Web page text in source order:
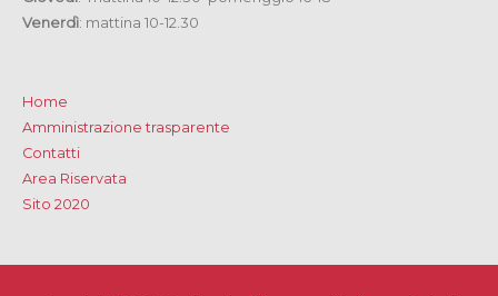
Venerdì: mattina 10-12.30
Home
Amministrazione trasparente
Contatti
Area Riservata
Sito 2020